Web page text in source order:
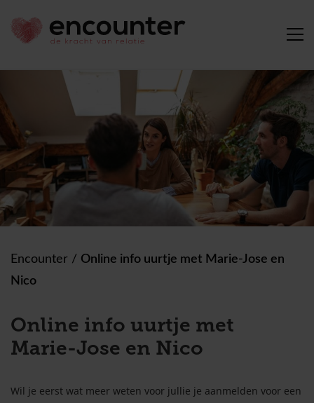
Encounter / Online info uurtje met Marie-Jose en
Nico
Online info uurtje met
Marie-Jose en Nico
Wil je eerst wat meer weten voor jullie je aanmelden voor een